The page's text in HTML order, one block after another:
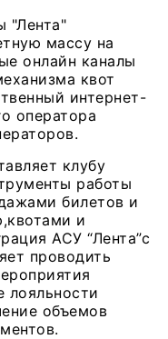
"Лента"
массу на
онлайн каналы
квот
интернет-
оператора
клубу
работы
билетов и
и
АСУ “Лента”с
проводить
лояльности
объемов